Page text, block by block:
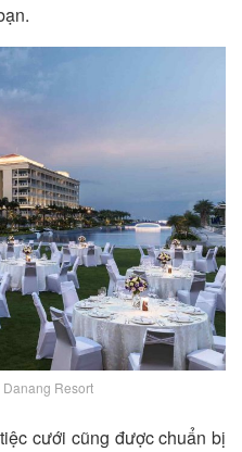
Resort
cưới cũng được chuẩn bị